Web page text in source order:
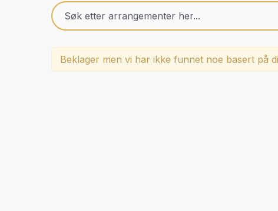
Beklager men vi har ikke funnet noe basert på